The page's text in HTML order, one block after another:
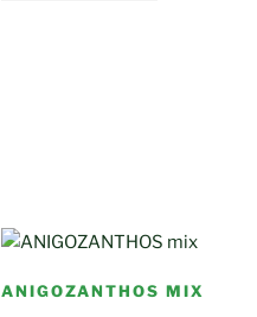
ANIGOZANTHOS MIX